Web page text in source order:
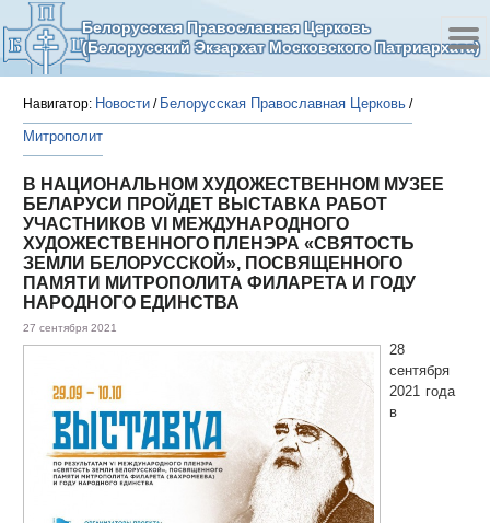
Белорусская Православная Церковь
(Белорусский Экзархат Московского Патриархата)
Навигатор: Новости / Белорусская Православная Церковь /
Митрополит
В НАЦИОНАЛЬНОМ ХУДОЖЕСТВЕННОМ МУЗЕЕ
БЕЛАРУСИ ПРОЙДЕТ ВЫСТАВКА РАБОТ
УЧАСТНИКОВ VI МЕЖДУНАРОДНОГО
ХУДОЖЕСТВЕННОГО ПЛЕНЭРА «СВЯТОСТЬ
ЗЕМЛИ БЕЛОРУССКОЙ», ПОСВЯЩЕННОГО
ПАМЯТИ МИТРОПОЛИТА ФИЛАРЕТА И ГОДУ
НАРОДНОГО ЕДИНСТВА
27 сентября 2021
28
сентября
2021 года
в